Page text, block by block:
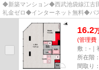
◆新築マンション◆西武池袋線江古
礼金ゼロ◆インターネット無料◆
濯機置場◆システムキッチン◆オー
16.2
(管理費
敷：-｜
所在階
間取り